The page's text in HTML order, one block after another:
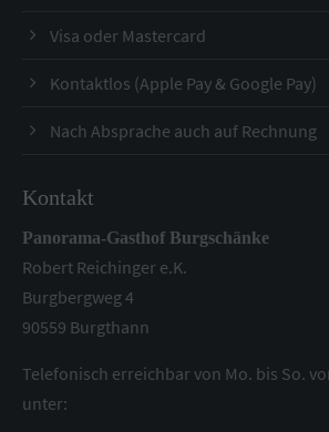
Visa oder Mastercard
Kontaktlos (Apple Pay & Google Pay)
Nach Absprache auch auf Rechnung
Kontakt
Panorama-Gasthof Burgschänke
Robert Reichinger e.K.
Burgbergweg 4
90559 Burgthann
Telefonisch erreichbar von Mo. bis So.
unter: